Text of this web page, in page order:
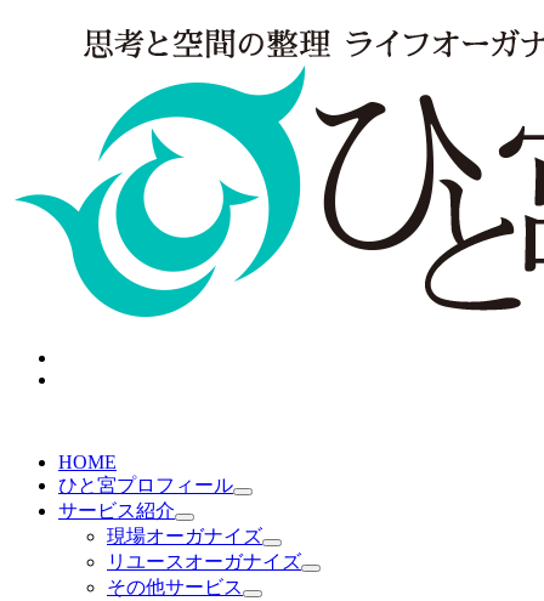
HOME
ひと宮プロフィール
サービス紹介
現場オーガナイズ
リユースオーガナイズ
その他サービス